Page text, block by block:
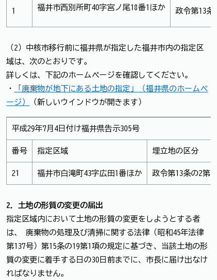
1 福井市西別所町40字宮ノ尾18番1ほか 政令第13条
（2）中核市移行前に福井県が指定した福井市内の指定区
域は、次のとおりです。
詳しくは、下記のホームページを確認してください。
・
「廃棄物が地下にある土地の指定」（福井県のホームペ
ージ）
（新しいウインドウが開きます）
平成29年7月4日付け福井県告示305号
番号 指定区域 埋立地の区分
21 福井市白滝町43字広田1番ほか 政令第13条の2第1
2．土地の形質の変更の届出
指定区域内において土地の形質の変更をしようとする者
は、 廃棄物の処理及び清掃に関する法律（昭和45年法律
第137号）第15条の19第1項の規定に基づき、当該土地の形
質の変更に着手する日の30日前までに、市長に届け出なけ
ればなりません。